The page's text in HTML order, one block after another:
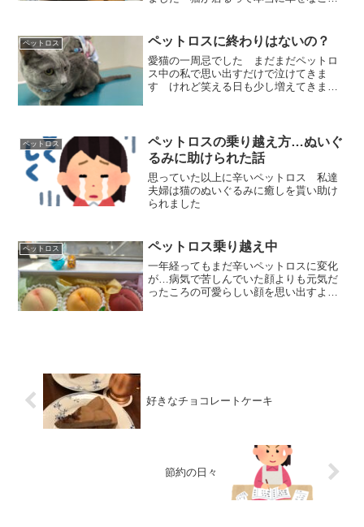
す
ペットロス ペットロスに終わりはないの？
愛猫の一周忌でした まだまだペットロ
ス中の私で思い出すだけで泣けてきま
す けれど笑える日も少し増えてきまし
ペットロス
ペットロスの乗り越え方…ぬいぐ
るみに助けられた話
思っていた以上に辛いペットロス 私達
夫婦は猫のぬいぐるみに癒しを貰い助け
られました
ペットロス ペットロス乗り越え中
一年経ってもまだ辛いペットロスに変化
が…病気で苦しんでいた顔よりも元気だ
ったころの可愛らしい顔を思い出すよう
好きなチョコレートケーキ
節約の日々